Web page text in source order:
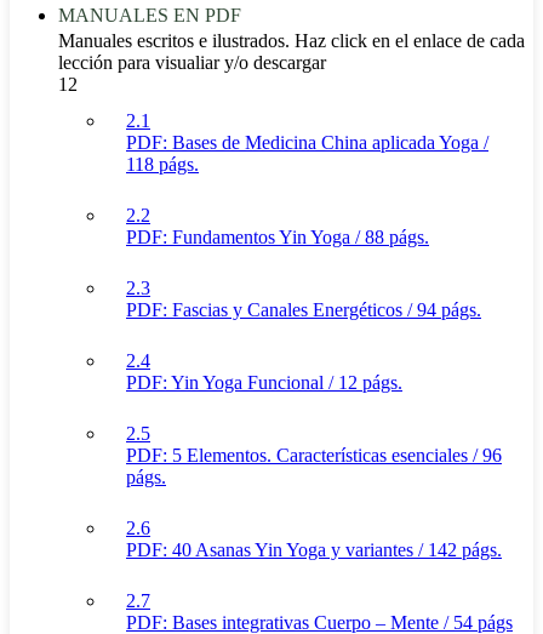
MANUALES EN PDF
Manuales escritos e ilustrados. Haz click en el enlace de cada
lección para visualiar y/o descargar
12
2.1
PDF: Bases de Medicina China aplicada Yoga /
118 págs.
2.2
PDF: Fundamentos Yin Yoga / 88 págs.
2.3
PDF: Fascias y Canales Energéticos / 94 págs.
2.4
PDF: Yin Yoga Funcional / 12 págs.
2.5
PDF: 5 Elementos. Características esenciales / 96
págs.
2.6
PDF: 40 Asanas Yin Yoga y variantes / 142 págs.
2.7
PDF: Bases integrativas Cuerpo – Mente / 54 págs